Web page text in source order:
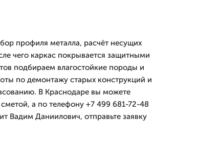
профиля металла, расчёт несущих
чего каркас покрывается защитными
подбираем влагостойкие породы и
по демонтажу старых конструкций и
В Краснодаре вы можете
а по телефону +7 499 681-72-48
Вадим Даниилович, отправьте заявку